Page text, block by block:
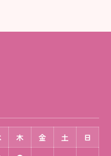
木 金 土 日